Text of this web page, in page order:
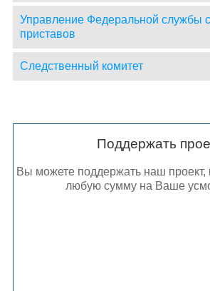
Управление Федеральной службы
приставов
Следственный комитет
Поддержать
Вы можете поддержать наш
любую сумму на Ваше